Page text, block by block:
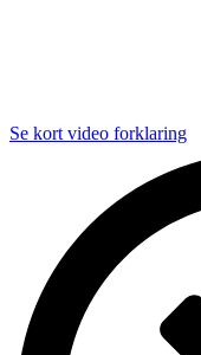
Se kort video forklaring